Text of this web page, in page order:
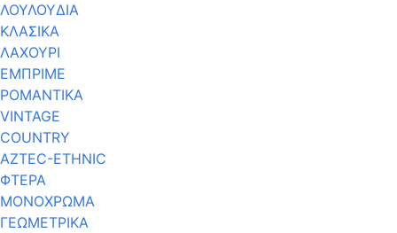
ΛΟΥΛΟΥΔΙΑ
ΚΛΑΣΙΚΑ
ΛΑΧΟΥΡΙ
ΕΜΠΡΙΜΕ
ΡΟΜΑΝΤΙΚΑ
VINTAGE
COUNTRY
AZTEC-ETHNIC
ΦΤΕΡΑ
ΜΟΝΟΧΡΩΜΑ
ΓΕΩΜΕΤΡΙΚΑ